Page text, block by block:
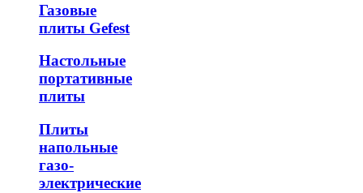
Газовые
плиты Gefest
Настольные
портативные
плиты
Плиты
напольные
газо-
электрические